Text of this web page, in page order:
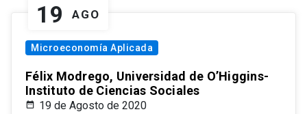
19 AGO
Microeconomía Aplicada
Félix Modrego, Universidad de O’Higgins-
Instituto de Ciencias Sociales
19 de Agosto de 2020